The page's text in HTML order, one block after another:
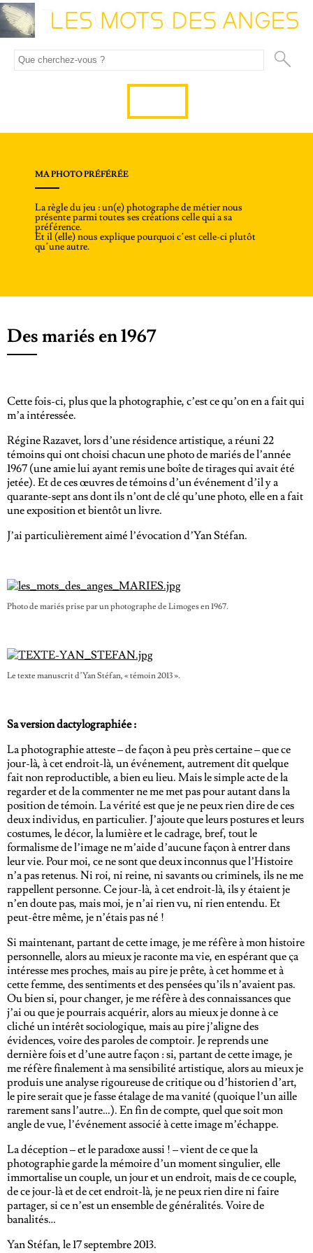
MA PHOTO PRÉFÉRÉE
La règle du jeu : un(e) photographe de métier nous
présente parmi toutes ses créations celle qui a sa
préférence.
Et il (elle) nous explique pourquoi c’est celle-ci plutôt
qu’une autre.
Des mariés en 1967
Cette fois-ci, plus que la photographie, c’est ce qu’on en a fait qui
m’a intéressée.
Régine Razavet, lors d’une résidence artistique, a réuni 22
témoins qui ont choisi chacun une photo de mariés de l’année
1967 (une amie lui ayant remis une boîte de tirages qui avait été
jetée). Et de ces œuvres de témoins d’un événement d’il y a
quarante-sept ans dont ils n’ont de clé qu’une photo, elle en a fait
une exposition et bientôt un livre.
J’ai particulièrement aimé l’évocation d’Yan Stéfan.
Photo de mariés prise par un photographe de Limoges en 1967.
Le texte manuscrit d’Yan Stéfan, « témoin 2013 ».
Sa version dactylographiée :
La photographie atteste – de façon à peu près certaine – que ce
jour-là, à cet endroit-là, un événement, autrement dit quelque
fait non reproductible, a bien eu lieu. Mais le simple acte de la
regarder et de la commenter ne me met pas pour autant dans la
position de témoin. La vérité est que je ne peux rien dire de ces
deux individus, en particulier. J’ajoute que leurs postures et leurs
costumes, le décor, la lumière et le cadrage, bref, tout le
formalisme de l’image ne m’aide d’aucune façon à entrer dans
leur vie. Pour moi, ce ne sont que deux inconnus que l’Histoire
n’a pas retenus. Ni roi, ni reine, ni savants ou criminels, ils ne me
rappellent personne. Ce jour-là, à cet endroit-là, ils y étaient je
n’en doute pas, mais moi, je n’ai rien vu, ni rien entendu. Et
peut-être même, je n’étais pas né !
Si maintenant, partant de cette image, je me réfère à mon histoire
personnelle, alors au mieux je raconte ma vie, en espérant que ça
intéresse mes proches, mais au pire je prête, à cet homme et à
cette femme, des sentiments et des pensées qu’ils n’avaient pas.
Ou bien si, pour changer, je me réfère à des connaissances que
j’ai ou que je pourrais acquérir, alors au mieux je donne à ce
cliché un intérêt sociologique, mais au pire j’aligne des
évidences, voire des paroles de comptoir. Je reprends une
dernière fois et d’une autre façon : si, partant de cette image, je
me réfère finalement à ma sensibilité artistique, alors au mieux je
produis une analyse rigoureuse de critique ou d’historien d’art,
le pire serait que je fasse étalage de ma vanité (quoique l’un aille
rarement sans l’autre…). En fin de compte, quel que soit mon
angle de vue, l’événement associé à cette image m’échappe.
La déception – et le paradoxe aussi ! – vient de ce que la
photographie garde la mémoire d’un moment singulier, elle
immortalise un couple, un jour et un endroit, mais de ce couple,
de ce jour-là et de cet endroit-là, je ne peux rien dire ni faire
partager, si ce n’est un ensemble de généralités. Voire de
banalités…
Yan Stéfan, le 17 septembre 2013.